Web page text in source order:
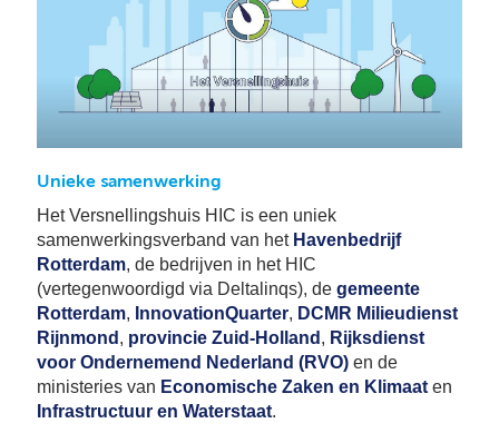
Unieke samenwerking
Het Versnellingshuis HIC is een uniek
samenwerkingsverband van het Havenbedrijf
Rotterdam, de bedrijven in het HIC
(vertegenwoordigd via Deltalinqs), de gemeente
Rotterdam, InnovationQuarter, DCMR Milieudienst
Rijnmond , provincie Zuid-Holland , Rijksdienst
voor Ondernemend Nederland (RVO) en de
ministeries van Economische Zaken en Klimaat en
Infrastructuur en Waterstaat.